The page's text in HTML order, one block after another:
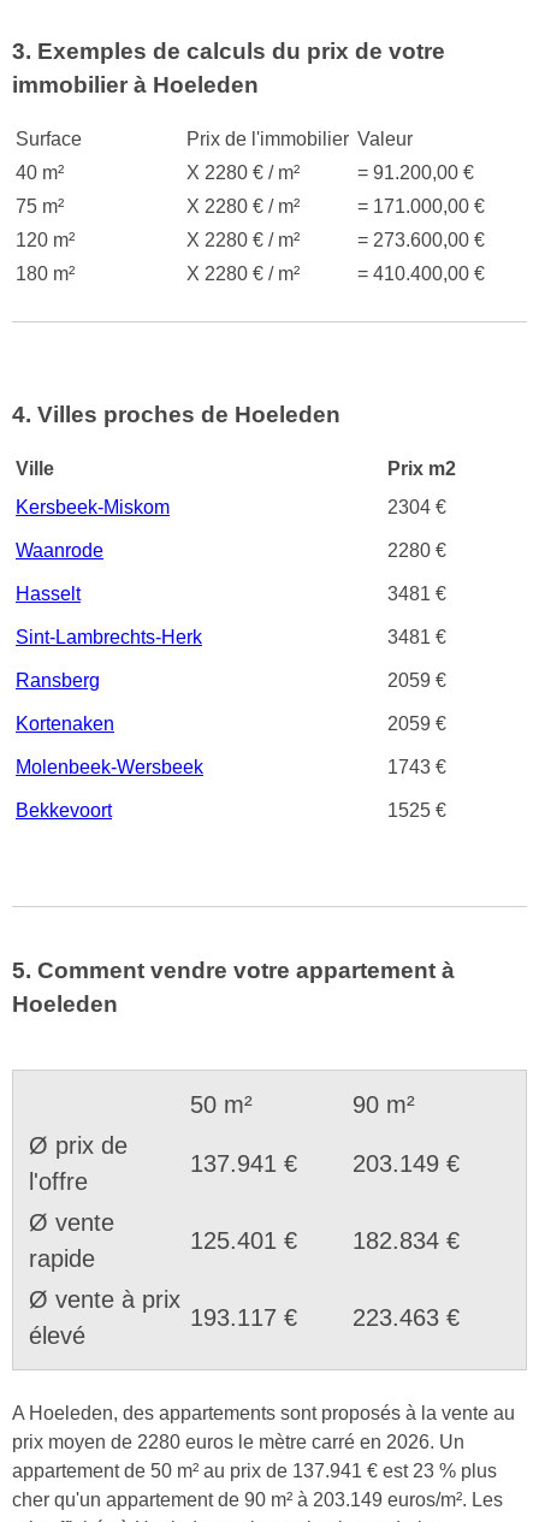
3. Exemples de calculs du prix de votre
immobilier à Hoeleden
Surface Prix de l'immobilier Valeur
40 m²
X 2280 € / m²
= 91.200,00 €
75 m²
X 2280 € / m²
= 171.000,00 €
120 m²
X 2280 € / m²
= 273.600,00 €
180 m²
X 2280 € / m² = 410.400,00 €
4. Villes proches de Hoeleden
Ville
Prix m2
Kersbeek-Miskom
2304 €
Waanrode 2280 €
Hasselt 3481 €
Sint-Lambrechts-Herk 3481 €
Ransberg 2059 €
Kortenaken 2059 €
Molenbeek-Wersbeek 1743 €
Bekkevoort 1525 €
5. Comment vendre votre appartement à
Hoeleden
50 m²
90 m²
Ø prix de
l'offre
137.941 € 203.149 €
Ø vente
rapide
125.401 € 182.834 €
Ø vente à prix
élevé
193.117 € 223.463 €
A Hoeleden, des appartements sont proposés à la vente au
prix moyen de 2280 euros le mètre carré en 2026. Un
appartement de 50 m² au prix de 137.941 € est 23 % plus
cher qu'un appartement de 90 m² à 203.149 euros/m². Les